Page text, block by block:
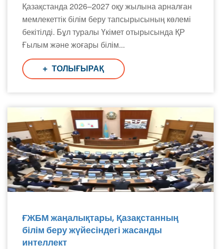
Қазақстанда 2026–2027 оқу жылына арналған
мемлекеттік білім беру тапсырысының көлемі
бекітілді. Бұл туралы Үкімет отырысында ҚР
Ғылым және жоғары білім...
ТОЛЫҒЫРАҚ
ҒЖБМ жаңалықтары, Қазақстанның
білім беру жүйесіндегі жасанды
интеллект